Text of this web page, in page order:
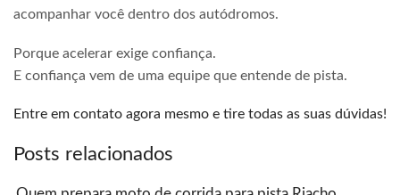
acompanhar você dentro dos autódromos.
Porque acelerar exige confiança.
E confiança vem de uma equipe que entende de pista.
Entre em contato agora mesmo e tire todas as suas dúvidas!
Posts relacionados